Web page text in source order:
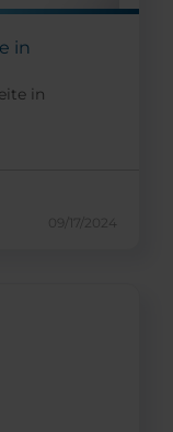
in
in
09/17/2024